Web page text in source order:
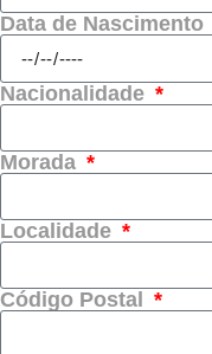
Data de Nascimento
Nacionalidade
Morada
Localidade
Código Postal